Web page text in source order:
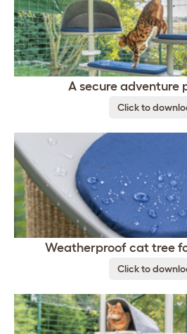
A secure adventure
Click to
Weatherproof cat tree
Click to